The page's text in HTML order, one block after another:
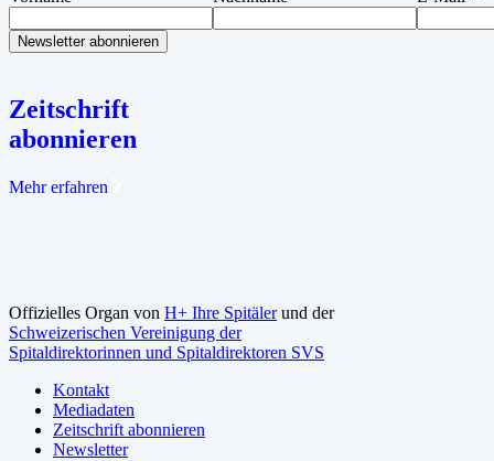
Zeitschrift
abonnieren
Mehr erfahren
Offizielles Organ von H+ Ihre Spitälerund der
Schweizerischen Vereinigung der
Spitaldirektorinnen und Spitaldirektoren SVS
Kontakt
Mediadaten
Zeitschrift abonnieren
Newsletter